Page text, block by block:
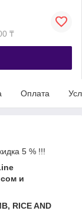
₸
Оплата
5 % !!!
и
RICE AND